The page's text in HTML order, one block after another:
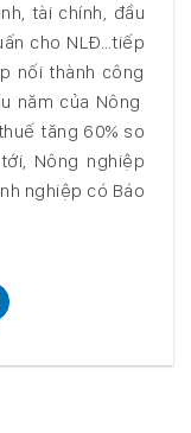
tài chính, đầu
cho NLĐ…tiếp
nối thành công
năm của Nông
tăng 60% so
Nông nghiệp
nghiệp có Báo